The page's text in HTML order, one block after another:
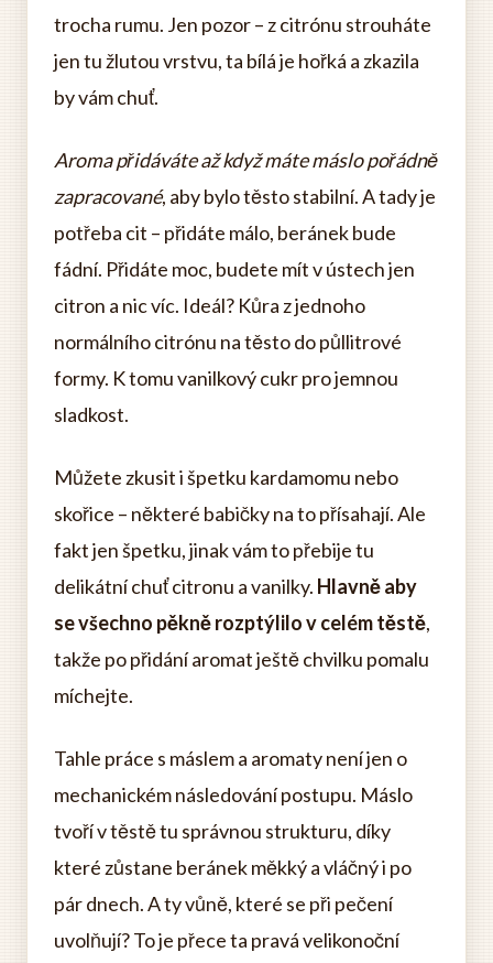
trocha rumu. Jen pozor – z citrónu strouháte
jen tu žlutou vrstvu, ta bílá je hořká a zkazila
by vám chuť.
Aroma přidáváte až když máte máslo pořádně
zapracované, aby bylo těsto stabilní. A tady je
potřeba cit – přidáte málo, beránek bude
fádní. Přidáte moc, budete mít v ústech jen
citron a nic víc. Ideál? Kůra z jednoho
normálního citrónu na těsto do půllitrové
formy. K tomu vanilkový cukr pro jemnou
sladkost.
Můžete zkusit i špetku kardamomu nebo
skořice – některé babičky na to přísahají. Ale
fakt jen špetku, jinak vám to přebije tu
delikátní chuť citronu a vanilky. Hlavně aby
se všechno pěkně rozptýlilo v celém těstě,
takže po přidání aromat ještě chvilku pomalu
míchejte.
Tahle práce s máslem a aromaty není jen o
mechanickém následování postupu. Máslo
tvoří v těstě tu správnou strukturu, díky
které zůstane beránek měkký a vláčný i po
pár dnech. A ty vůně, které se při pečení
uvolňují? To je přece ta pravá velikonoční